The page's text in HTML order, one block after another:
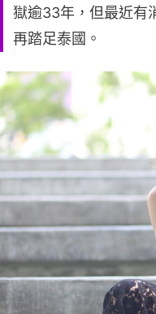
獄逾33年，但最近有
再踏足泰國。